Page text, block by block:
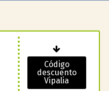
Código
descuento
Vipalia